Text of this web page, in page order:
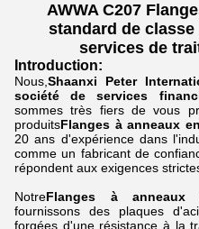
AWWA C207
standard de classe
services de
Introduction:
Nous, Shaanxi Peter
société de services
sommes très fiers de vous
produitsFlanges à anneaux
20 ans d'expérience dans
comme un fabricant de
répondent aux exigences
NotreFlanges à anneaux
fournissons des plaques
forgées d'une résistance à la